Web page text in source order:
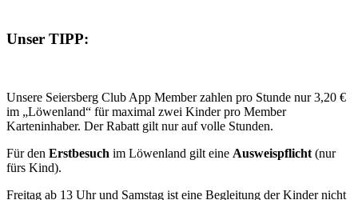
Unser TIPP:
Unsere Seiersberg Club App Member zahlen pro Stunde nur 3,20 €
im „Löwenland“ für maximal zwei Kinder pro Member
Karteninhaber. Der Rabatt gilt nur auf volle Stunden.
Für den Erstbesuch im Löwenland gilt eine Ausweispflicht (nur
fürs Kind).
Freitag ab 13 Uhr und Samstag ist eine Begleitung der Kinder nicht